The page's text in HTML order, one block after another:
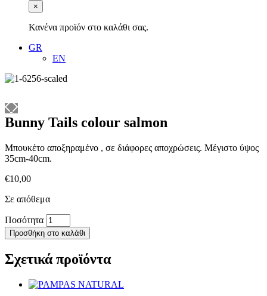
×
Κανένα προϊόν στο καλάθι σας.
GR
EN
Bunny Tails colour salmon
Μπουκέτο αποξηραμένο , σε διάφορες αποχρώσεις. Μέγιστο ύψος
35cm-40cm.
€10,00
Σε απόθεμα
Ποσότητα Bunny
Tails
colour
salmon
ποσότητα
Προσθήκη στο καλάθι
Σχετικά προϊόντα